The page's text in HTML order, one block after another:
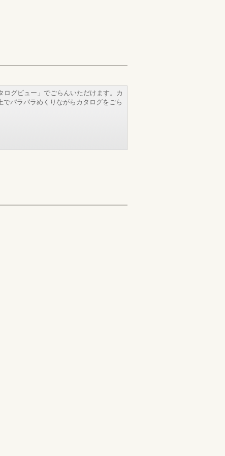
ログビュー」でごらんいただけます。カ
でパラパラめくりながらカタログをごら